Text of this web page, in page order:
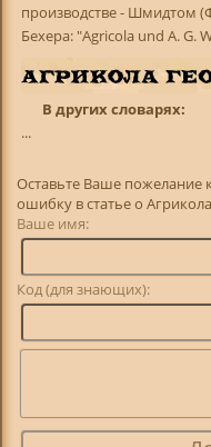
производстве - Шмидтом
Бехера: "Agricola und A. G.
В других словарях:
...
Оставьте Ваше пожелание
ошибку в статье о
Ваше имя:
Код (для знающих):